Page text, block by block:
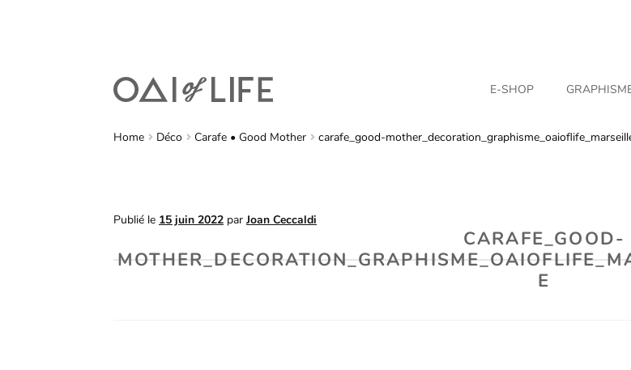
E-SHOP
Home Déco Carafe • Good Mother carafe_good-
Publié le 15 juin 2022 parJoan Ceccaldi
CARAFE_GOOD-
E